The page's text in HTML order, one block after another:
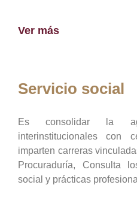
Ver más
Servicio social
Es consolidar la
interinstitucionales con
imparten carreras
Procuraduría, Consulta
social y prácticas